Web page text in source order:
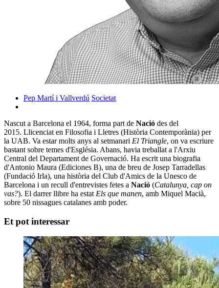
Pep Martí i Vallverdú Societat
Nascut a Barcelona el 1964, forma part de Nació des del
2015. Llicenciat en Filosofia i Lletres (Història Contemporània) per
la UAB. Va estar molts anys al setmanari El Triangle, on va escriure
bastant sobre temes d'Església. Abans, havia treballat a l'Arxiu
Central del Departament de Governació. Ha escrit una biografia
d'Antonio Maura (Ediciones B), una de breu de Josep Tarradellas
(Fundació Irla), una història del Club d'Amics de la Unesco de
Barcelona i un recull d'entrevistes fetes a Nació (Catalunya, cap on
vas?). El darrer llibre ha estatEls que manen, amb Miquel Macià,
sobre 50 nissagues catalanes amb poder.
Et pot interessar